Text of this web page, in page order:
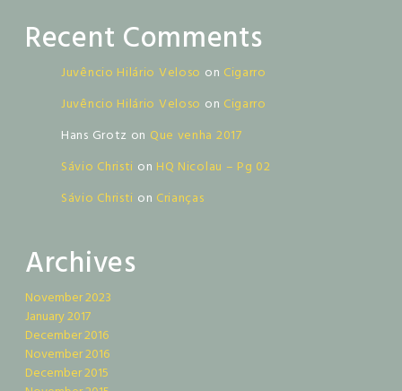
Recent Comments
Juvêncio Hilário Veloso on Cigarro
Juvêncio Hilário Veloso on Cigarro
Hans Grotz on Que venha 2017
Sávio Christi on HQ Nicolau – Pg 02
Sávio Christi on Crianças
Archives
November 2023
January 2017
December 2016
November 2016
December 2015